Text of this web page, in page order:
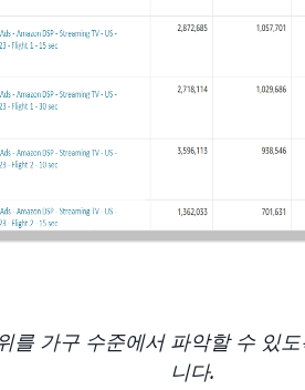
를 가구 수준에서 파악할 수 있
니다.